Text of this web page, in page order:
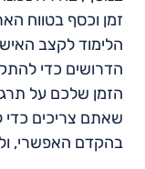
זמן וכסף בטווח
הלימוד לקצב
הדרושים כדי
הזמן שלכם על
שאתם צריכים
בהקדם האפשרי,